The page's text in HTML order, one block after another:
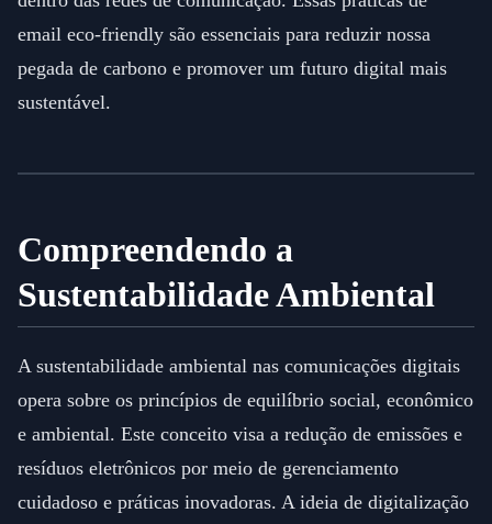
email eco-friendly são essenciais para reduzir nossa
pegada de carbono e promover um futuro digital mais
sustentável.
Compreendendo a
Sustentabilidade Ambiental
A sustentabilidade ambiental nas comunicações digitais
opera sobre os princípios de equilíbrio social, econômico
e ambiental. Este conceito visa a redução de emissões e
resíduos eletrônicos por meio de gerenciamento
cuidadoso e práticas inovadoras. A ideia de digitalização